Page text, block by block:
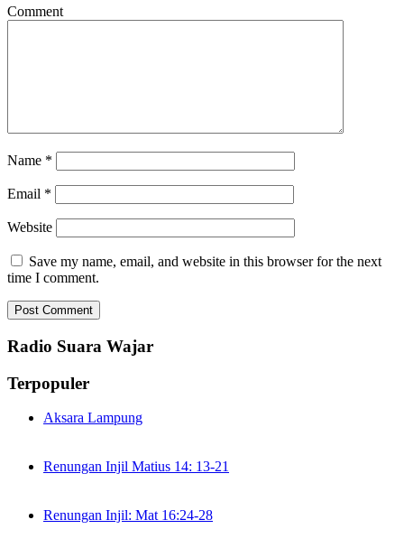
Comment
Name *
Email *
Website
Save my name, email, and website in this browser for the next
time I comment.
Radio Suara Wajar
Terpopuler
Aksara Lampung
Renungan Injil Matius 14: 13-21
Renungan Injil: Mat 16:24-28